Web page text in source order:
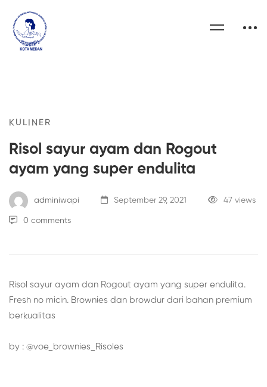
KULINER
Risol sayur ayam dan Rogout
ayam yang super endulita
adminiwapi September 29, 2021 47 views
0 comments
Risol sayur ayam dan Rogout ayam yang super endulita.
Fresh no micin. Brownies dan browdur dari bahan premium
berkualitas
by : @voe_brownies_Risoles